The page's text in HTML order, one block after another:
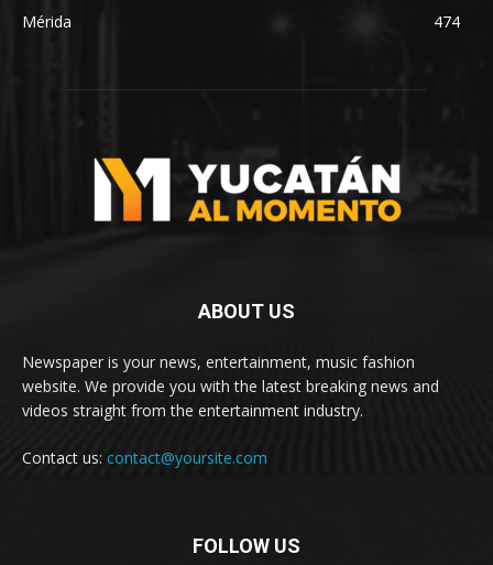
Mérida
474
ABOUT US
Newspaper is your news, entertainment, music fashion
website. We provide you with the latest breaking news and
videos straight from the entertainment industry.
Contact us: contact@yoursite.com
FOLLOW US